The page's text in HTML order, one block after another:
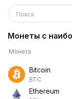
Поиск
Монеты с
Монета
Bitcoin
BTC
Ethereum